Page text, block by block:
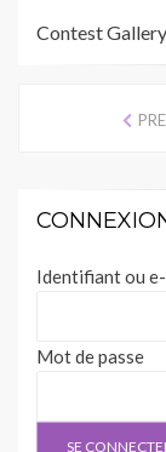
Contest
Identifiant ou
Mot de passe